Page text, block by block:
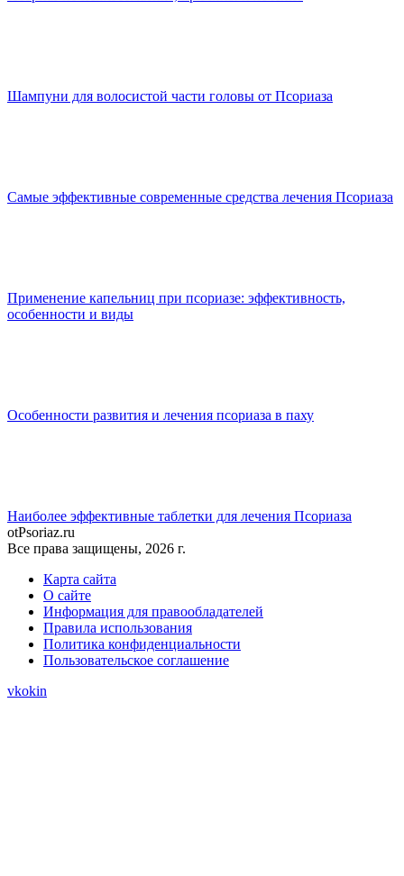
Шампуни для волосистой части головы от Псориаза
Самые эффективные современные средства лечения Псориаза
Применение капельниц при псориазе: эффективность,
особенности и виды
Особенности развития и лечения псориаза в паху
Наиболее эффективные таблетки для лечения Псориаза
otPsoriaz.ru
Все права защищены, 2026 г.
Карта сайта
О сайте
Информация для правообладателей
Правила использования
Политика конфиденциальности
Пользовательское соглашение
vkokin